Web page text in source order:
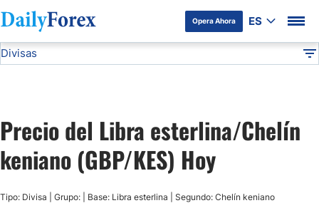
Opera Ahora ES
Divulgación del Anunciante
Divisas
USD/JPY
GBP/USD
Precio del Libra esterlina/Chelín
keniano (GBP/KES) Hoy
Tipo: Divisa | Grupo: | Base: Libra esterlina | Segundo: Chelín keniano